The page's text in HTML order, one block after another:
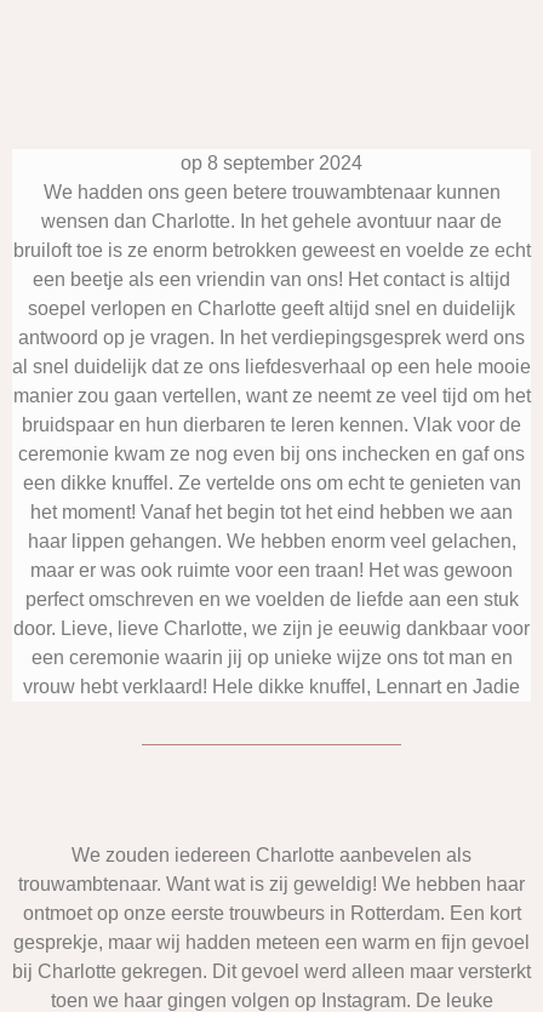
op 8 september 2024
We hadden ons geen betere trouwambtenaar kunnen
wensen dan Charlotte. In het gehele avontuur naar de
bruiloft toe is ze enorm betrokken geweest en voelde ze echt
een beetje als een vriendin van ons! Het contact is altijd
soepel verlopen en Charlotte geeft altijd snel en duidelijk
antwoord op je vragen. In het verdiepingsgesprek werd ons
al snel duidelijk dat ze ons liefdesverhaal op een hele mooie
manier zou gaan vertellen, want ze neemt ze veel tijd om het
bruidspaar en hun dierbaren te leren kennen. Vlak voor de
ceremonie kwam ze nog even bij ons inchecken en gaf ons
een dikke knuffel. Ze vertelde ons om echt te genieten van
het moment! Vanaf het begin tot het eind hebben we aan
haar lippen gehangen. We hebben enorm veel gelachen,
maar er was ook ruimte voor een traan! Het was gewoon
perfect omschreven en we voelden de liefde aan een stuk
door. Lieve, lieve Charlotte, we zijn je eeuwig dankbaar voor
een ceremonie waarin jij op unieke wijze ons tot man en
vrouw hebt verklaard! Hele dikke knuffel, Lennart en Jadie
We zouden iedereen Charlotte aanbevelen als
trouwambtenaar. Want wat is zij geweldig! We hebben haar
ontmoet op onze eerste trouwbeurs in Rotterdam. Een kort
gesprekje, maar wij hadden meteen een warm en fijn gevoel
bij Charlotte gekregen. Dit gevoel werd alleen maar versterkt
toen we haar gingen volgen op Instagram. De leuke